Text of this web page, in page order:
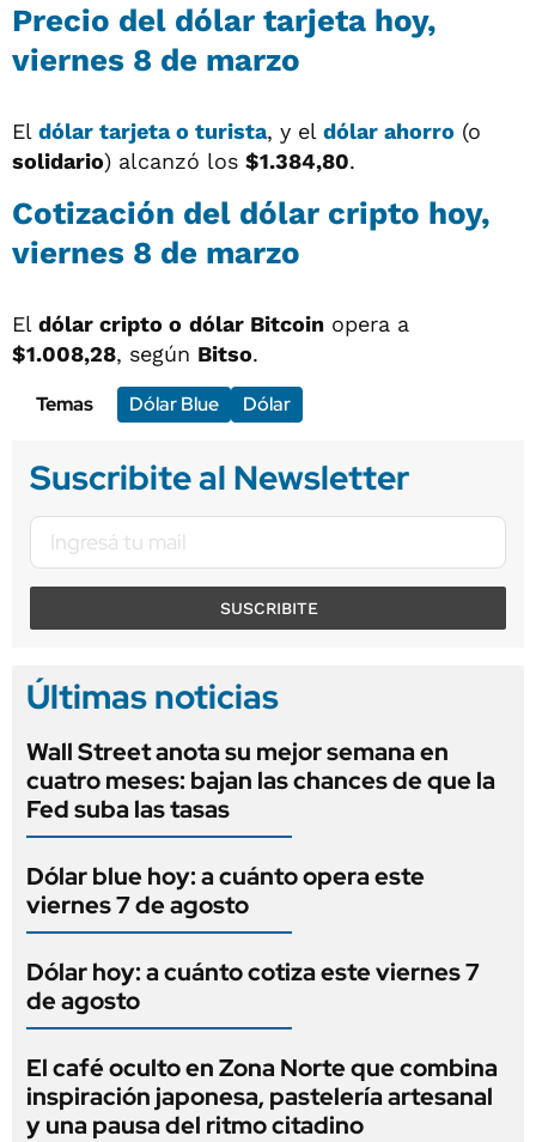
Precio del dólar tarjeta hoy,
viernes 8 de marzo
El dólar tarjeta o turista, y el dólar ahorro (o
solidario) alcanzó los $1.384,80.
Cotización del dólar cripto hoy,
viernes 8 de marzo
El dólar cripto o dólar Bitcoin opera a
$1.008,28, según Bitso.
Temas
Dólar Blue Dólar
Suscribite al Newsletter
SUSCRIBITE
Últimas noticias
Wall Street anota su mejor semana en
cuatro meses: bajan las chances de que la
Fed suba las tasas
Dólar blue hoy: a cuánto opera este
viernes 7 de agosto
Dólar hoy: a cuánto cotiza este viernes 7
de agosto
El café oculto en Zona Norte que combina
inspiración japonesa, pastelería artesanal
y una pausa del ritmo citadino